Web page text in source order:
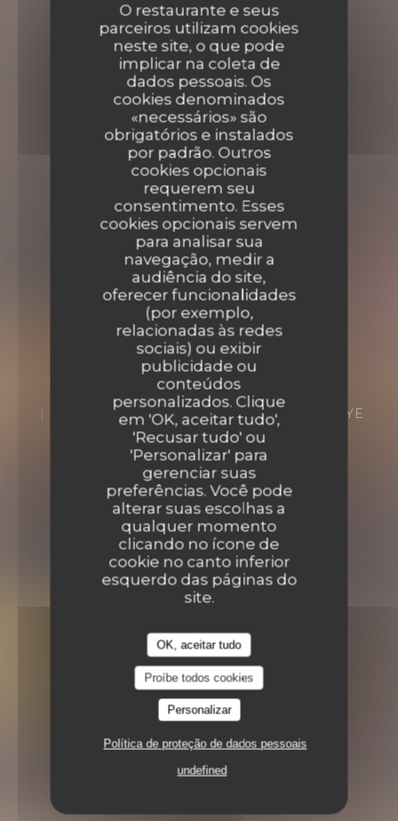
O restaurante e seus
parceiros utilizam cookies
neste site, o que pode
implicar na coleta de
dados pessoais. Os
cookies denominados
«necessários» são
obrigatórios e instalados
por padrão. Outros
cookies opcionais
requerem seu
consentimento. Esses
cookies opcionais servem
para analisar sua
navegação, medir a
audiência do site,
oferecer funcionalidades
(por exemplo,
relacionadas às redes
sociais) ou exibir
publicidade ou
conteúdos
personalizados. Clique
em 'OK, aceitar tudo',
'Recusar tudo' ou
'Personalizar' para
gerenciar suas
preferências. Você pode
alterar suas escolhas a
qualquer momento
clicando no ícone de
cookie no canto inferior
esquerdo das páginas do
site.
OK, aceitar tudo
Proíbe todos cookies
Personalizar
Política de proteção de dados pessoais
undefined
Casa Mia
20 RUE ARISTIDE BRIAND 77410 CLAYE
SOUILLY
Casa Mia